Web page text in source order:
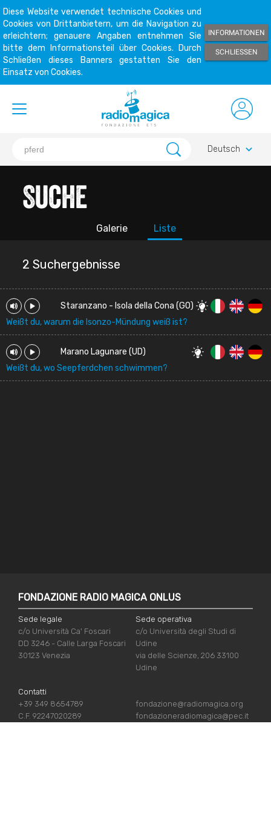
Diese Website verwendet technische Cookies und
Cookies von Drittanbietern, um die Navigation zu
erleichtern; genauere Angaben entnehmen Sie
bitte dem Informationsteil über Cookies. Durch
Schließen dieses Banners gestatten Sie den
Einsatz von Cookies.
INFORMATIONEN
SCHLIESSEN
Deutsch keyboard_arrow_down
Suche
Galerie Liste
2 Suchergebnisse
Staranzano - Isola della Cona (GO)
Weißt du, warum die Isonzo-Mündung weiß ist?
Marano Lagunare (UD)
Weißt du, wo Seepferdchen schwimmen?
FONDAZIONE RADIO MAGICA ONLUS
Sede legale
c/o Università Ca' Foscari
DD 3246 - Calle Larga Foscari
30123 Venezia
Sede operativa
c/o Università degli Studi di
Udine
via delle Scienze, 206 33100
Udine
Contatti
+39 349 8654789
C.F. 92247020289
fondazione@radiomagica.org
fondazioneradiomagica@pec.it